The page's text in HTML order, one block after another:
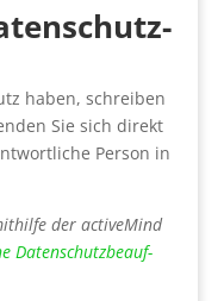
haben, schrei­ben
Sie sich direkt
Per­son in
der active­Mind
Daten­schutz­be­auf­